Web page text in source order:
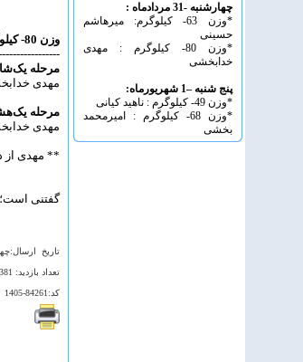
وزن 80- کیلوگرم:
مرحله
مهدی
مرحله
مهدی خدابخشی 22 – هواجون لی
** مهدی از
گفتنی
تاريخ ارسال:چهارشنبه 31
تعداد بازديد: 1381
کد:84261-1405
چهارشنبه -31 مردادماه :
*وزن 63- کیلوگرم: میرهاشم
حسینی
*وزن 80- کیلوگرم : مهدی
خدابخشی
پنج شنبه –1 شهریورماه:
*وزن 49- کیلوگرم : ناهید کیانی
*وزن 68- کیلوگرم : امیرمحمد
بخشی